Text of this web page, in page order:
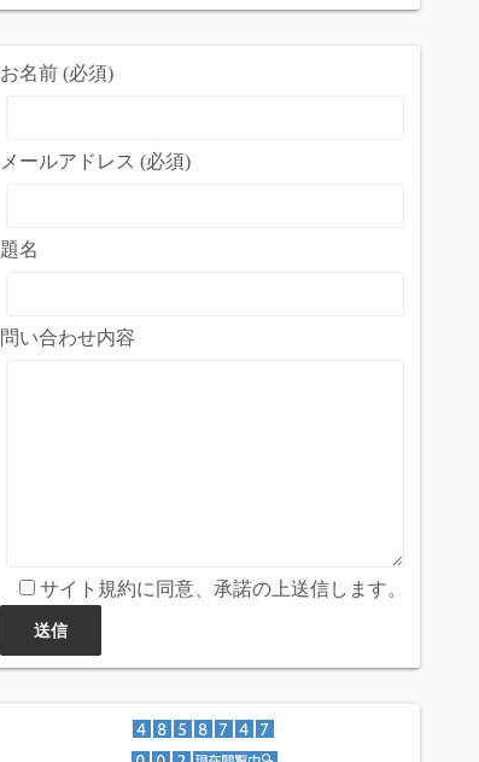
お名前 (必須)
メールアドレス (必須)
題名
問い合わせ内容
サイト規約に同意、承諾の上送信します。